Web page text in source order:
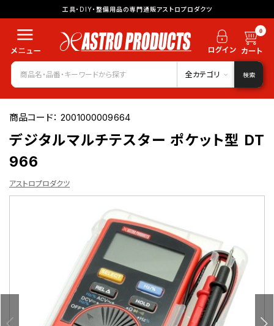
工具・DIY・整備用品の専門通販アストロプロダクツ
0
全カテゴリ 検索
商品コード：2001000009664
デジタルマルチテスター ポケット型 DT
966
アストロプロダクツ